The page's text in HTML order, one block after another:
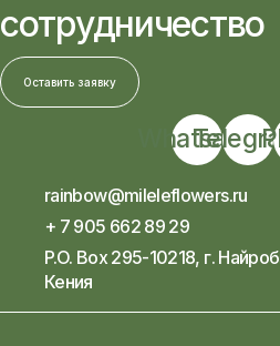
сотрудничество
Оставить заявку
Whatsapp
rainbow@mileleflowers.ru
+ 7 905 662 89 29
P.O. Box 295-10218, г.
Кения